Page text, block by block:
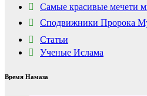
Самые красивые мечети
Статьи
Ученые Ислама
Время Намаза